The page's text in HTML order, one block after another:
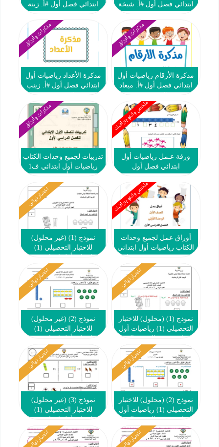
ابتدائي فصل أول #أ. شيخة
ابتدائي فصل أول #أ. زينة
مذكرات وأوراق
مذكرة الأرقام رياضيات أول
ابتدائي فصل أول #أ. ميعاد
مذكرات وأوراق
مذكرة الأعداد رياضيات أول
ابتدائي فصل أول #أ. زينب
ملخص وانفوجرافيك
ورقة عـمل رياضيات أول
ابتدائي فصل أول
مذكرات وأوراق
تدريبات لجميع وحدات الكتاب
رياضيات أول ابتدائي ف1
ملخص وانفوجرافيك
أوراق عمل لجميع وحدات
الكتاب رياضيات أول ابتدائي
اختبار نهائي
نموذج (1) (غير محلول)
للاختبار التحصيلي (1)
#التوجيه الفني 2022 2023
اختبار نهائي
نموذج (1) (محلول) للاختبار
التحصيلي (1) رياضيات أول
2022 2023
اختبار نهائي
نموذج (2) (غير محلول)
للاختبار التحصيلي (1)
#التوجيه الفني 2022 2023
اختبار نهائي
نموذج (2) (محلول) للاختبار
التحصيلي (1) رياضيات أول
2022 2023
اختبار نهائي
نموذج (3) (غير محلول)
للاختبار التحصيلي (1)
#التوجيه الفني 2022 2023
اختبار نهائي اختبار نهائي